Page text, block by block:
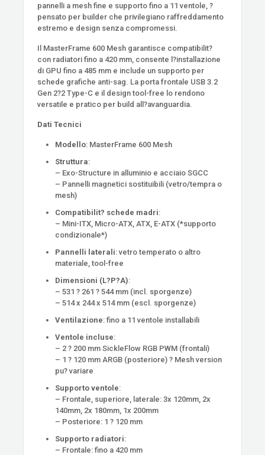
pannelli a mesh fine e supporto fino a 11 ventole, ?
pensato per builder che privilegiano raffreddamento
estremo e design senza compromessi.
Il MasterFrame 600 Mesh garantisce compatibilit?
con radiatori fino a 420 mm, consente l?installazione
di GPU fino a 485 mm e include un supporto per
schede grafiche anti-sag. La porta frontale USB 3.2
Gen 2?2 Type-C e il design tool-free lo rendono
versatile e pratico per build all?avanguardia.
Dati Tecnici
Modello: MasterFrame 600 Mesh
Struttura:
– Exo-Structure in alluminio e acciaio SGCC
– Pannelli magnetici sostituibili (vetro/tempra o
mesh)
Compatibilit? schede madri:
– Mini-ITX, Micro-ATX, ATX, E-ATX (*supporto
condizionale*)
Pannelli laterali: vetro temperato o altro
materiale, tool-free
Dimensioni (L?P?A):
– 531 ? 261 ? 544 mm (incl. sporgenze)
– 514 x 244 x 514 mm (escl. sporgenze)
Ventilazione: fino a 11 ventole installabili
Ventole incluse:
– 2 ? 200 mm SickleFlow RGB PWM (frontali)
– 1 ? 120 mm ARGB (posteriore) ? Mesh version
pu? variare
Supporto ventole:
– Frontale, superiore, laterale: 3x 120mm, 2x
140mm, 2x 180mm, 1x 200mm
– Posteriore: 1 ? 120 mm
Supporto radiatori:
– Frontale: fino a 420 mm